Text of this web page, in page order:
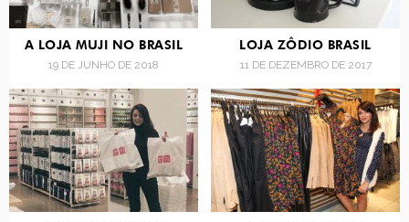
A LOJA MUJI NO BRASIL
19 DE JUNHO DE 2018
LOJA ZÔDIO BRASIL
11 DE DEZEMBRO DE 2017